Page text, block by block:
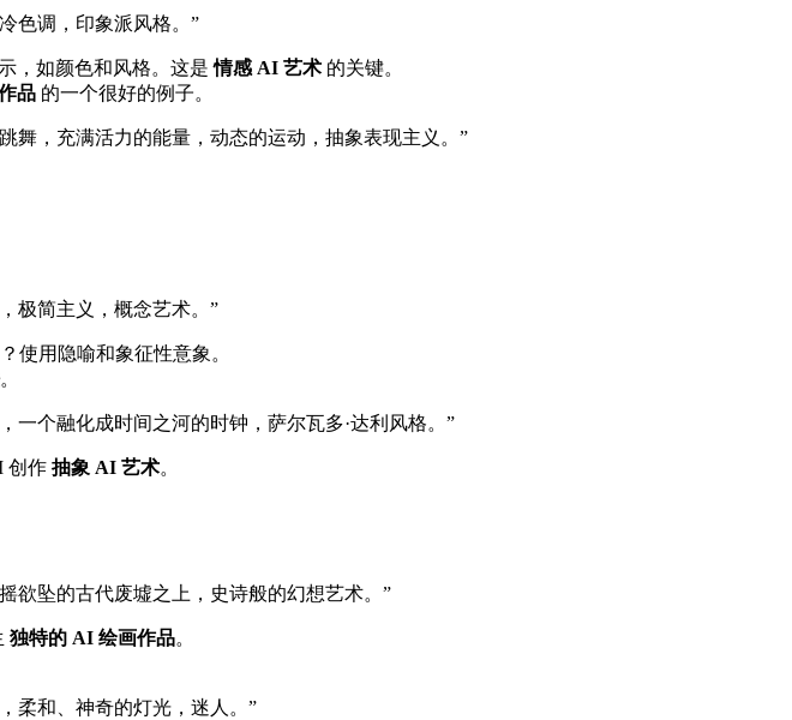
色调，印象派风格。”
，如颜色和风格。这是情感 AI 艺术 的关键。
品 的一个很好的例子。
舞，充满活力的能量，动态的运动，抽象表现主义。”
极简主义，概念艺术。”
使用隐喻和象征性意象。
。
一个融化成时间之河的时钟，萨尔瓦多·达利风格。”
创作 抽象 AI 艺术。
欲坠的古代废墟之上，史诗般的幻想艺术。”
独特的 AI 绘画作品。
柔和、神奇的灯光，迷人。”